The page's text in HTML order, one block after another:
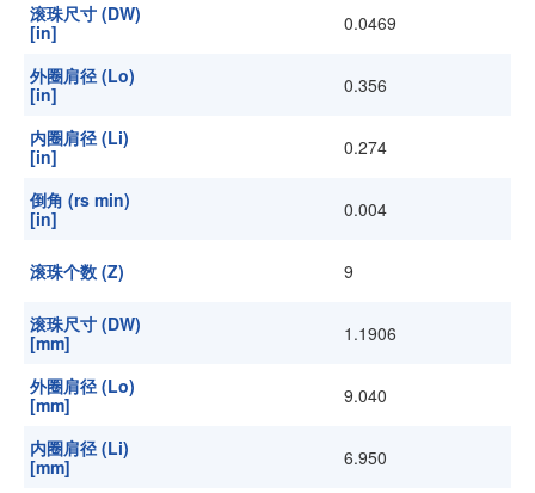
滚珠尺寸 (DW)
[in]
0.0469
外圈肩径 (Lo)
[in]
0.356
内圈肩径 (Li)
[in]
0.274
倒角 (rs min)
[in]
0.004
滚珠个数 (Z) 9
滚珠尺寸 (DW)
[mm]
1.1906
外圈肩径 (Lo)
[mm]
9.040
内圈肩径 (Li)
[mm]
6.950